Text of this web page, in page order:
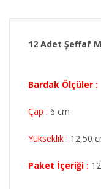
12 Adet Şeffaf
Bardak Ölçüler :
Çap : 6 cm
Yükseklik : 12,50
Paket İçeriği :